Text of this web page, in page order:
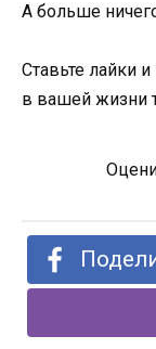
А больше
Ставьте лайки
в вашей жизни